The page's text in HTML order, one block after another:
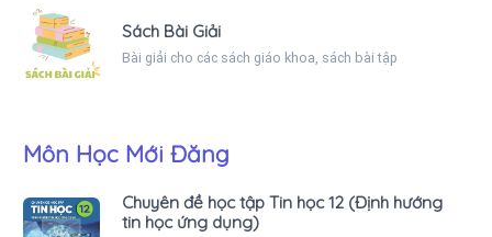
Sách Bài Giải
Bài giải cho các sách giáo khoa, sách bài tập
Môn Học Mới Đăng
Chuyên đề học tập Tin học 12 (Định hướng
tin học ứng dụng)